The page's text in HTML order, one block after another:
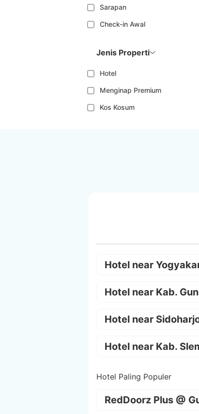
Sarapan
Check-in Awal
Jenis Properti
Hotel
Menginap Premium
Kos Kosum
Hotel near
Hotel near Kab.
Hotel near
Hotel near Kab.
Hotel Paling Populer
RedDoorz Plus @